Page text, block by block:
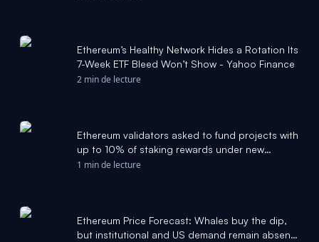
Ethereum’s Healthy Network Hides a Rotation Its
7-Week ETF Bleed Won’t Show - Yahoo Finance
2 min de lecture
Ethereum validators asked to fund projects with
up to 10% of staking rewards under new
proposal - CoinDesk
1 min de lecture
Ethereum Price Forecast: Whales buy the dip,
but institutional and US demand remain absent